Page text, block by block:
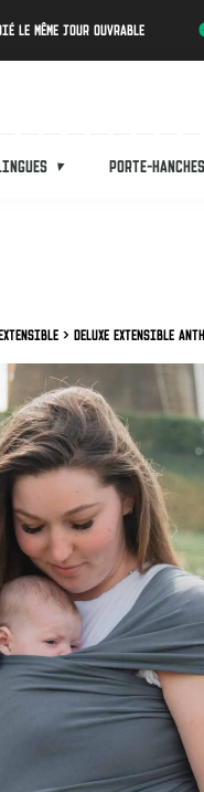
le même jour ouvrable
Porte-hanches
Deluxe extensible